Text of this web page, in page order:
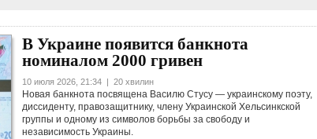
В Украине появится банкнота
номиналом 2000 гривен
10 июля 2026, 21:34 | 20 хвилин
Новая банкнота посвящена Василю Стусу — украинскому поэту,
диссиденту, правозащитнику, члену Украинской Хельсинкской
группы и одному из символов борьбы за свободу и
независимость Украины.